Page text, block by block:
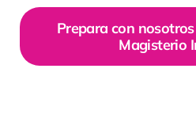
Prepara con
Magisterio